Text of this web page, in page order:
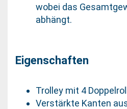
wobei das
abhängt.
Eigenschaften
Trolley mit 4
Verstärkte Kanten